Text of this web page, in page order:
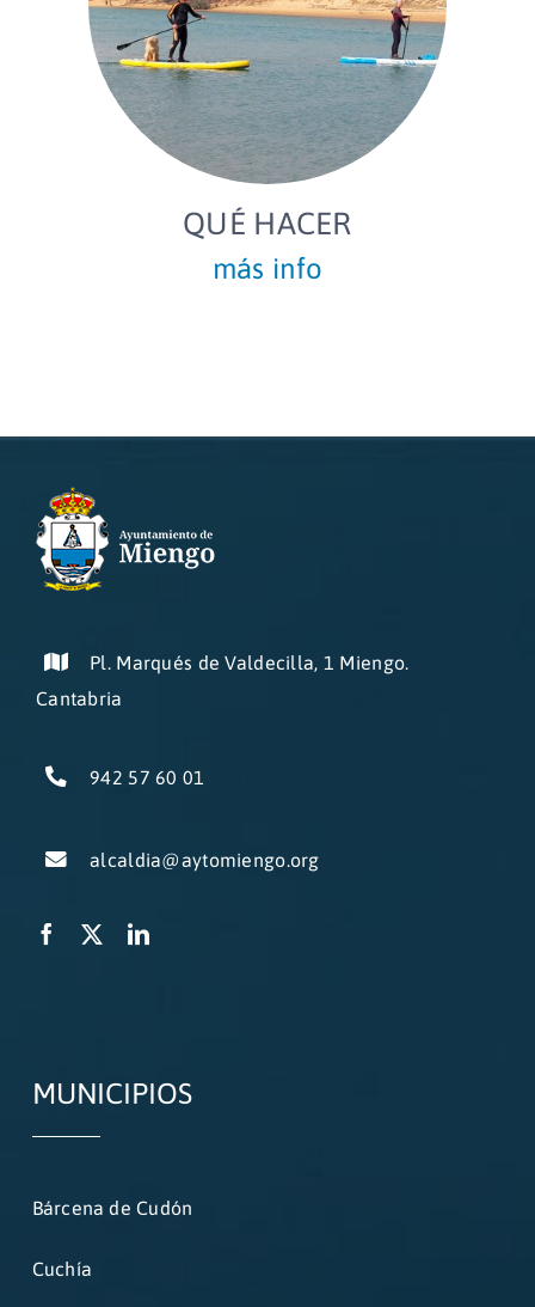
QUÉ HACER
más info
Pl. Marqués de Valdecilla, 1 Miengo.
Cantabria
942 57 60 01
alcaldia@aytomiengo.org
MUNICIPIOS
Bárcena de Cudón
Cuchía